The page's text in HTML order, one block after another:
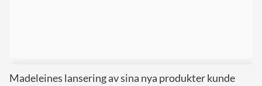
Madeleines lansering av sina nya produkter kunde